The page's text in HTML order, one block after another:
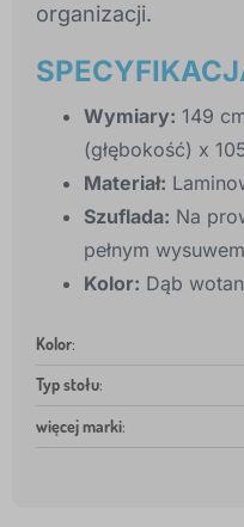
organizacji.
Wymiary: 149
(głębokość) x
Materiał:
Szuflada: Na
pełnym wysuwem
Kolor: Dąb
Kolor:
Typ stołu:
więcej marki: